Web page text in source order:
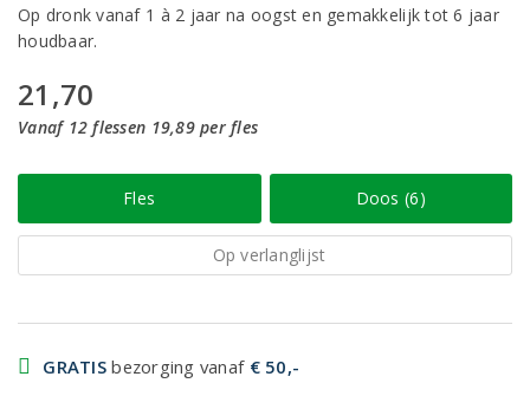
Op dronk vanaf 1 à 2 jaar na oogst en gemakkelijk tot 6 jaar
houdbaar.
21,70
Vanaf 12 flessen 19,89 per fles
Fles Doos (6)
Op verlanglijst
GRATIS bezorging vanaf € 50,-